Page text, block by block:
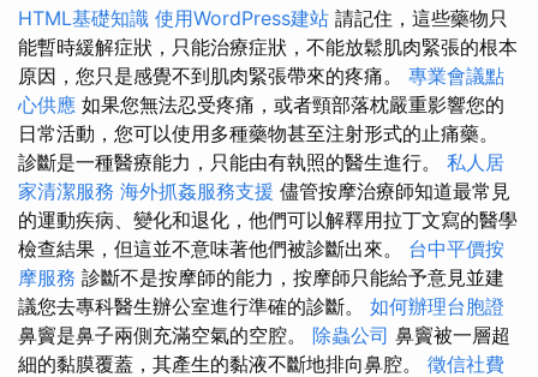
HTML基礎知識 使用WordPress建站 請記住，這些藥物只
能暫時緩解症狀，只能治療症狀，不能放鬆肌肉緊張的根本
原因，您只是感覺不到肌肉緊張帶來的疼痛。 專業會議點
心供應 如果您無法忍受疼痛，或者頸部落枕嚴重影響您的
日常活動，您可以使用多種藥物甚至注射形式的止痛藥。
診斷是一種醫療能力，只能由有執照的醫生進行。 私人居
家清潔服務 海外抓姦服務支援 儘管按摩治療師知道最常見
的運動疾病、變化和退化，他們可以解釋用拉丁文寫的醫學
檢查結果，但這並不意味著他們被診斷出來。 台中平價按
摩服務 診斷不是按摩師的能力，按摩師只能給予意見並建
議您去專科醫生辦公室進行準確的診斷。 如何辦理台胞證
鼻竇是鼻子兩側充滿空氣的空腔。 除蟲公司 鼻竇被一層超
細的黏膜覆蓋，其產生的黏液不斷地排向鼻腔。 徵信社費